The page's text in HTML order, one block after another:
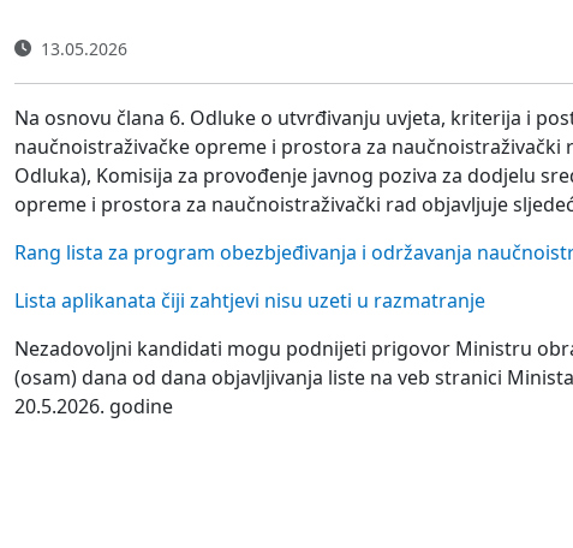
13.05.2026
Na osnovu člana 6. Odluke o utvrđivanju uvjeta, kriterija i
naučnoistraživačke opreme i prostora za naučnoistraživački
Odluka), Komisija za provođenje javnog poziva za dodjelu
opreme i prostora za naučnoistraživački rad objavljuje
Rang lista za program obezbjeđivanja i održavanja
Lista aplikanata čiji zahtjevi nisu uzeti u razmatranje
Nezadovoljni kandidati mogu podnijeti prigovor Ministru
(osam) dana od dana objavljivanja liste na veb stranici
20.5.2026. godine